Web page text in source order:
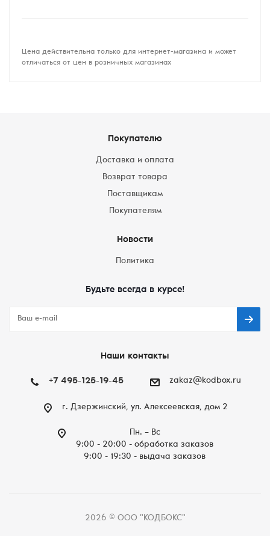
Цена действительна только для интернет-магазина и может
отличаться от цен в розничных магазинах
Покупателю
Доставка и оплата
Возврат товара
Поставщикам
Покупателям
Новости
Политика
Будьте всегда в курсе!
Наши контакты
+7 495-125-19-45 zakaz@kodbox.ru
г. Дзержинский, ул. Алексеевская, дом 2
Пн. – Вc
9:00 - 20:00 - обработка заказов
9:00 - 19:30 - выдача заказов
2026 © ООО "КОДБОКС"